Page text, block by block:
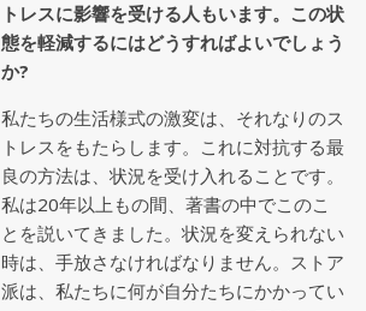
トレスに影響を受ける人もいます。この状
態を軽減するにはどうすればよいでしょう
か?
私たちの生活様式の激変は、それなりのス
トレスをもたらします。これに対抗する最
良の方法は、状況を受け入れることです。
私は20年以上もの間、著書の中でこのこ
とを説いてきました。状況を変えられない
時は、手放さなければなりません。ストア
派は、私たちに何が自分たちにかかってい